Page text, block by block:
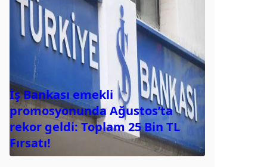
İş Bankası emekli
promosyonunda Ağustos’ta
rekor geldi: Toplam 25 Bin TL
Fırsatı!